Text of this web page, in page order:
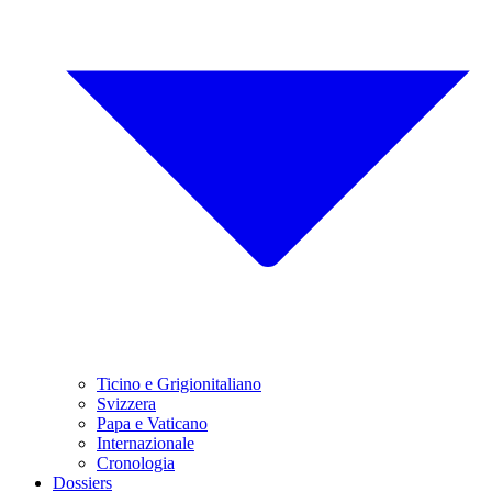
Ticino e Grigionitaliano
Svizzera
Papa e Vaticano
Internazionale
Cronologia
Dossiers